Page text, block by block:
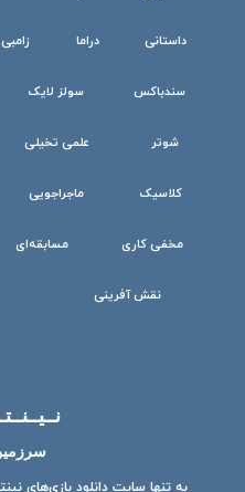
داستانی دراما زامبی
سندباکس سولز لایک
شوتر علمی تخیلی
کلاسیک ماجراجویی
مخفی کاری مسابقه‌ای
نقش آفرینی
به تنها سایت دانلود بازی‌های